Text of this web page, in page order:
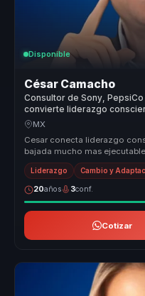
Disponible
César Camacho
Consultor de Sony,
convierte liderazgo
desempeno para empresas.
MX
Cesar conecta liderazgo
bajada mucho mas
fortalecer de...
Liderazgo Cambio y
20años 3conf.
Cotizar